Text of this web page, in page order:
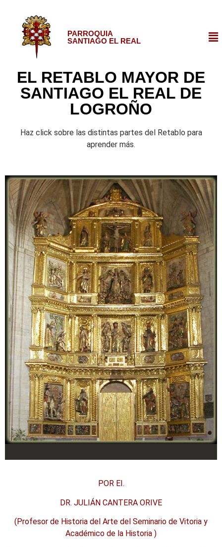
PARROQUIA
SANTIAGO EL REAL
EL RETABLO MAYOR DE
SANTIAGO EL REAL DE
LOGROÑO
Haz click sobre las distintas partes del Retablo para
aprender más.
POR EI.
DR. JULIÁN CANTERA ORIVE
(Profesor de Historia del Arte del Seminario de Vitoria y
Académico de la Historia )